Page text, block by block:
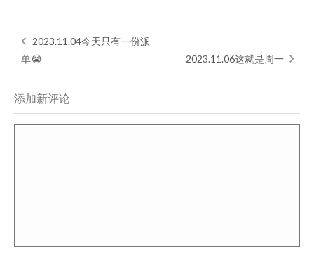
2023.11.04今天只有一份派
单😭
2023.11.06这就是周一
添加新评论